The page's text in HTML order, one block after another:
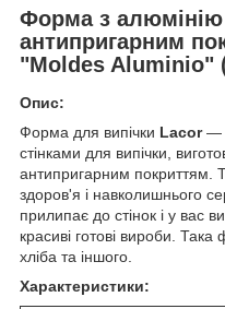
Форма з алюмінію
антипригарним
"Moldes Aluminio"
Опис:
Форма для випічки Lacor—
стінками для випічки,
антипригарним покриттям.
здоров'я і навколишнього
прилипає до стінок і у вас
красиві готові вироби. Така
хліба та іншого.
Характеристики: